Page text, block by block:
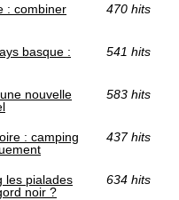
: combiner
470 hits
basque :
541 hits
nouvelle
583 hits
: camping
437 hits
les pialades
noir ?
634 hits